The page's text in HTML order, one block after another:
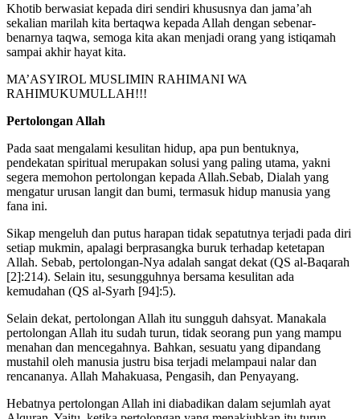
Khotib berwasiat kepada diri sendiri khususnya dan jama’ah
sekalian marilah kita bertaqwa kepada Allah dengan sebenar-
benarnya taqwa, semoga kita akan menjadi orang yang istiqamah
sampai akhir hayat kita.
MA’ASYIROL MUSLIMIN RAHIMANI WA
RAHIMUKUMULLAH!!!
Pertolongan Allah
Pada saat mengalami kesulitan hidup, apa pun bentuknya,
pendekatan spiritual merupakan solusi yang paling utama, yakni
segera memohon pertolongan kepada Allah.Sebab, Dialah yang
mengatur urusan langit dan bumi, termasuk hidup manusia yang
fana ini.
Sikap mengeluh dan putus harapan tidak sepatutnya terjadi pada diri
setiap mukmin, apalagi berprasangka buruk terhadap ketetapan
Allah. Sebab, pertolongan-Nya adalah sangat dekat (QS al-Baqarah
[2]:214). Selain itu, sesungguhnya bersama kesulitan ada
kemudahan (QS al-Syarh [94]:5).
Selain dekat, pertolongan Allah itu sungguh dahsyat. Manakala
pertolongan Allah itu sudah turun, tidak seorang pun yang mampu
menahan dan mencegahnya. Bahkan, sesuatu yang dipandang
mustahil oleh manusia justru bisa terjadi melampaui nalar dan
rencananya. Allah Mahakuasa, Pengasih, dan Penyayang.
Hebatnya pertolongan Allah ini diabadikan dalam sejumlah ayat